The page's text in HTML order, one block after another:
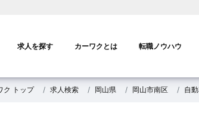
ン
ビ
ゲ
求人を探す カーワクとは 転職ノウハウ
ク トップ 求人検索 岡山県 岡山市南区 自